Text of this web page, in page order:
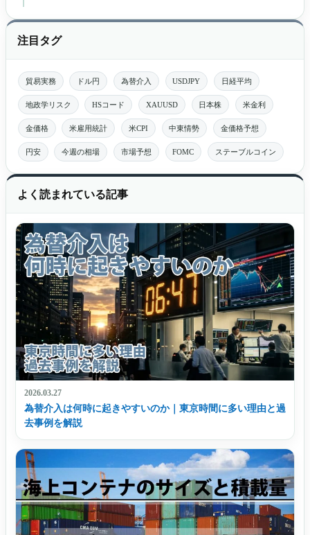
注目タグ
貿易実務 ドル円 為替介入 USDJPY 日経平均
地政学リスク HSコード XAUUSD 日本株 米金利
金価格 米雇用統計 米CPI 中東情勢 金価格予想
円安 今週の相場 市場予想 FOMC ステーブルコイン
よく読まれている記事
2026.03.27
為替介入は何時に起きやすいのか｜東京時間に多い理由と過
去事例を解説